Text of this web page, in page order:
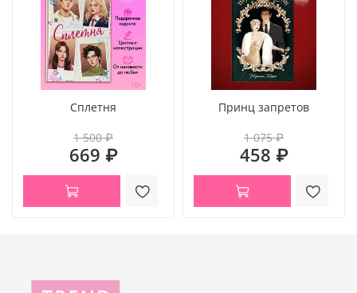
Сплетня
1 500 ₽
669 ₽
Принц запретов
1 075 ₽
458 ₽